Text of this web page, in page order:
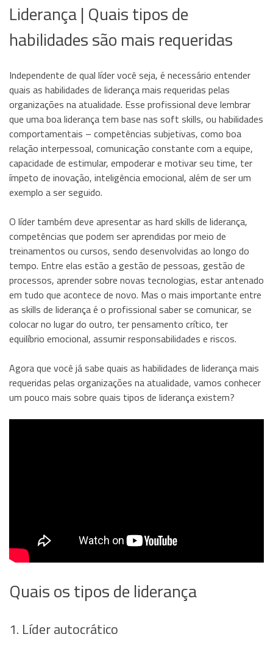
Liderança | Quais tipos de
habilidades são mais requeridas
Independente de qual líder você seja, é necessário entender
quais as habilidades de liderança mais requeridas pelas
organizações na atualidade. Esse profissional deve lembrar
que uma boa liderança tem base nas soft skills, ou habilidades
comportamentais – competências subjetivas, como boa
relação interpessoal, comunicação constante com a equipe,
capacidade de estimular, empoderar e motivar seu time, ter
ímpeto de inovação, inteligência emocional, além de ser um
exemplo a ser seguido.
O líder também deve apresentar as hard skills de liderança,
competências que podem ser aprendidas por meio de
treinamentos ou cursos, sendo desenvolvidas ao longo do
tempo. Entre elas estão a gestão de pessoas, gestão de
processos, aprender sobre novas tecnologias, estar antenado
em tudo que acontece de novo. Mas o mais importante entre
as skills de liderança é o profissional saber se comunicar, se
colocar no lugar do outro, ter pensamento crítico, ter
equilíbrio emocional, assumir responsabilidades e riscos.
Agora que você já sabe quais as habilidades de liderança mais
requeridas pelas organizações na atualidade, vamos conhecer
um pouco mais sobre quais tipos de liderança existem?
Quais os tipos de liderança
1. Líder autocrático